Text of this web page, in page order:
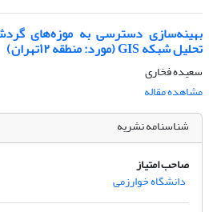
تحلیل شبکه GIS (مورد: منطقه ۱۲تهران)
سعیده فخاری
مشاهده مقاله
شناسنامه نشریه
صاحب امتیاز
دانشگاه خوارزمی